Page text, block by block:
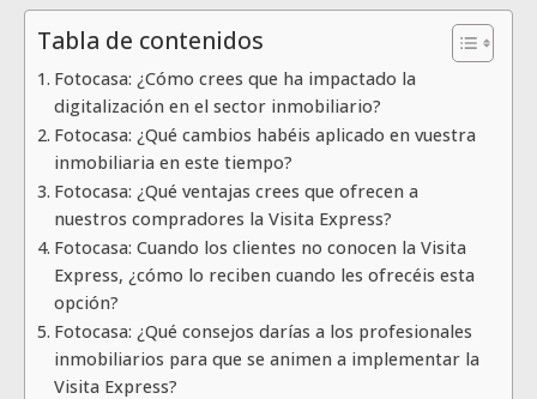
Tabla de contenidos
Fotocasa: ¿Cómo crees que ha impactado la
digitalización en el sector inmobiliario?
Fotocasa: ¿Qué cambios habéis aplicado en vuestra
inmobiliaria en este tiempo?
Fotocasa: ¿Qué ventajas crees que ofrecen a
nuestros compradores la Visita Express?
Fotocasa: Cuando los clientes no conocen la Visita
Express, ¿cómo lo reciben cuando les ofrecéis esta
opción?
Fotocasa: ¿Qué consejos darías a los profesionales
inmobiliarios para que se animen a implementar la
Visita Express?